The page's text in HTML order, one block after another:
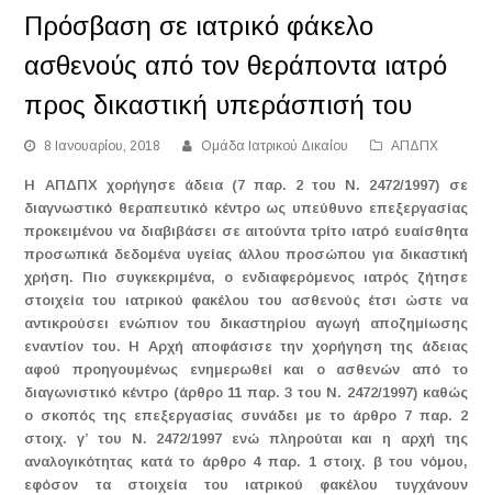
Πρόσβαση σε ιατρικό φάκελο
ασθενούς από τον θεράποντα ιατρό
προς δικαστική υπεράσπισή του
8 Ιανουαρίου, 2018 Ομάδα Ιατρικού Δικαίου ΑΠΔΠΧ
Η ΑΠΔΠΧ χορήγησε άδεια (7 παρ. 2 του Ν. 2472/1997) σε
διαγνωστικό θεραπευτικό κέντρο ως υπεύθυνο επεξεργασίας
προκειμένου να διαβιβάσει σε αιτούντα τρίτο ιατρό ευαίσθητα
προσωπικά δεδομένα υγείας άλλου προσώπου για δικαστική
χρήση. Πιο συγκεκριμένα, ο ενδιαφερόμενος ιατρός ζήτησε
στοιχεία του ιατρικού φακέλου του ασθενούς έτσι ώστε να
αντικρούσει ενώπιον του δικαστηρίου αγωγή αποζημίωσης
εναντίον του. Η Αρχή αποφάσισε την χορήγηση της άδειας
αφού προηγουμένως ενημερωθεί και ο ασθενών από το
διαγωνιστικό κέντρο (άρθρο 11 παρ. 3 του Ν. 2472/1997) καθώς
ο σκοπός της επεξεργασίας συνάδει με το άρθρο 7 παρ. 2
στοιχ. γ’ του Ν. 2472/1997 ενώ πληρούται και η αρχή της
αναλογικότητας κατά το άρθρο 4 παρ. 1 στοιχ. β του νόμου,
εφόσον τα στοιχεία του ιατρικού φακέλου τυγχάνουν